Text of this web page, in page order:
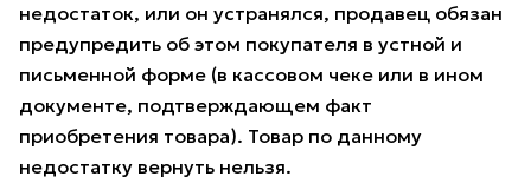
недостаток, или он устранялся, продавец обязан
предупредить об этом покупателя в устной и
письменной форме (в кассовом чеке или в ином
документе, подтверждающем факт
приобретения товара). Товар по данному
недостатку вернуть нельзя.